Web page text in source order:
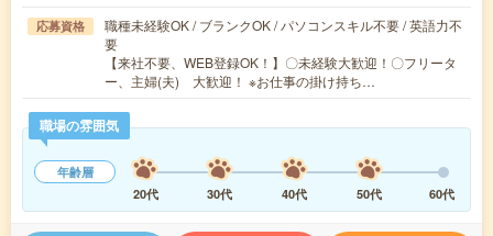
応募資格
職種未経験OK / ブランクOK / パソコンスキル不要 / 英語力不
要
【来社不要、WEB登録OK！】〇未経験大歓迎！〇フリータ
ー、主婦(夫) 大歓迎！ ※お仕事の掛け持ち…
職場の雰囲気
年齢層
20代
30代 40代 50代 60代